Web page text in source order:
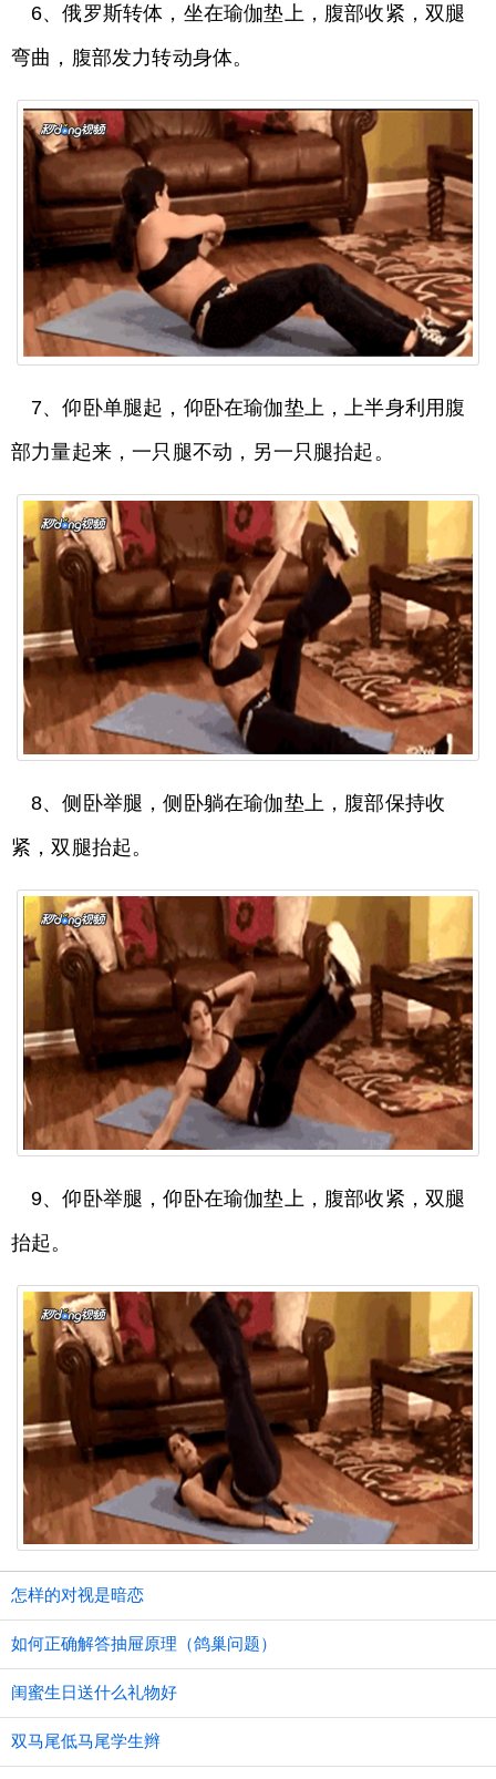
6、俄罗斯转体，坐在瑜伽垫上，腹部收紧，双腿
弯曲，腹部发力转动身体。
7、仰卧单腿起，仰卧在瑜伽垫上，上半身利用腹
部力量起来，一只腿不动，另一只腿抬起。
8、侧卧举腿，侧卧躺在瑜伽垫上，腹部保持收
紧，双腿抬起。
9、仰卧举腿，仰卧在瑜伽垫上，腹部收紧，双腿
抬起。
怎样的对视是暗恋
如何正确解答抽屉原理（鸽巢问题）
闺蜜生日送什么礼物好
双马尾低马尾学生辫